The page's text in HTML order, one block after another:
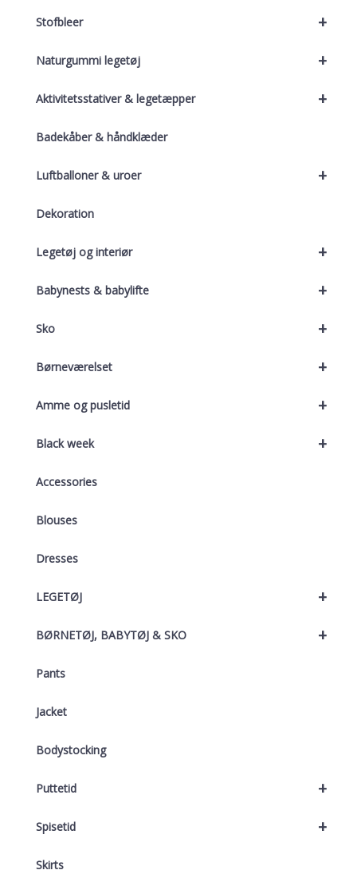
+
Stofbleer
+
Naturgummi legetøj
+
Aktivitetsstativer & legetæpper
Badekåber & håndklæder
+
Luftballoner & uroer
Dekoration
+
Legetøj og interiør
+
Babynests & babylifte
+
Sko
+
Børneværelset
+
Amme og pusletid
+
Black week
Accessories
Blouses
Dresses
+
LEGETØJ
+
BØRNETØJ, BABYTØJ & SKO
Pants
Jacket
Bodystocking
+
Puttetid
+
Spisetid
Skirts